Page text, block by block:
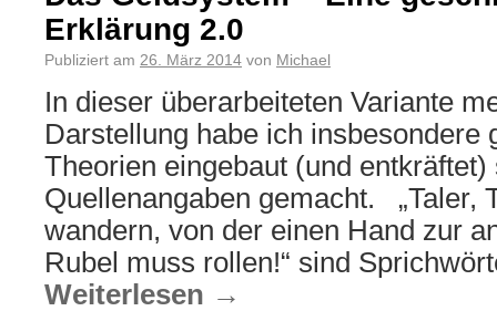
Erklärung 2.0
Publiziert am 26. März 2014 von Michael
In dieser überarbeiteten Variante
Darstellung habe ich insbesondere
Theorien eingebaut (und
Quellenangaben gemacht. „Taler,
wandern, von der einen Hand zur
Rubel muss rollen!“ sind
Weiterlesen →